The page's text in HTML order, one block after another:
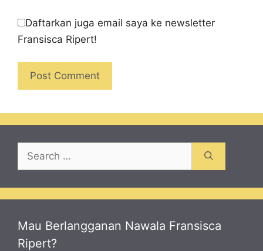
Daftarkan juga email saya ke newsletter
Fransisca Ripert!
for:
Mau Berlangganan Nawala Fransisca
Ripert?